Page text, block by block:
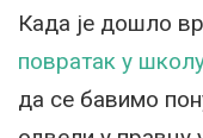
Када је дошло
повратак у
да се бавимо